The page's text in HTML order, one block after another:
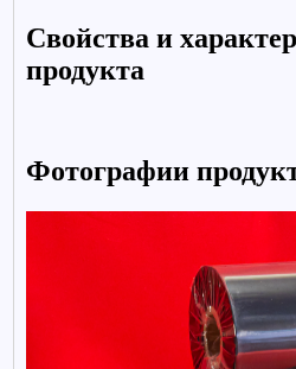
Свойства и
продукта
Фотографии